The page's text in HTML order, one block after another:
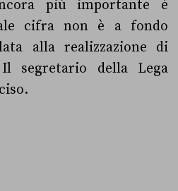
più importante è
cifra non è a fondo
alla realizzazione di
segretario della Lega